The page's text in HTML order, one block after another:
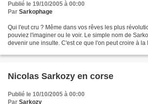
Publié le 19/10/2005 à 00:00
Par Sarkophage
Qui l'eut cru ? Même dans vos rêves les plus
pouviez l'imaginer ou le voir. Le simple nom de
devenir une insulte. C'est ce que l'on peut croire à
Nicolas Sarkozy en corse
Publié le 10/10/2005 à 00:00
Par Sarkozy